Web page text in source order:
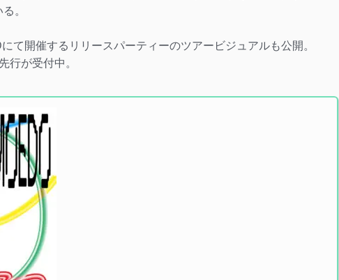
。
て開催するリリースパーティーのツアービジュアルも公開。
行が受付中。